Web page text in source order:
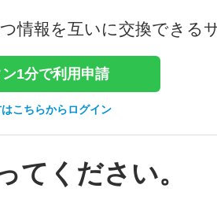
情報を互いに交換できる
ン1分で利用申請
こちらからログイン
てください。